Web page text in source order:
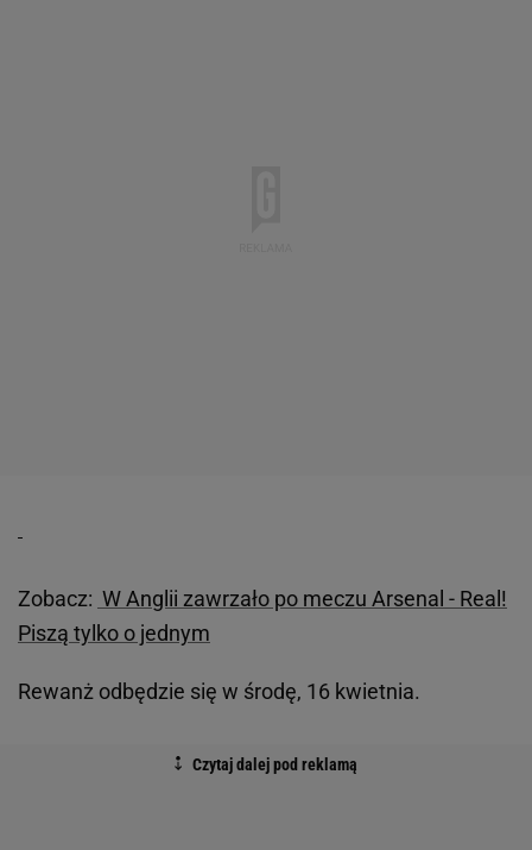
Zobacz: W Anglii zawrzało po meczu Arsenal - Real!
Piszą tylko o jednym
Rewanż odbędzie się w środę, 16 kwietnia.